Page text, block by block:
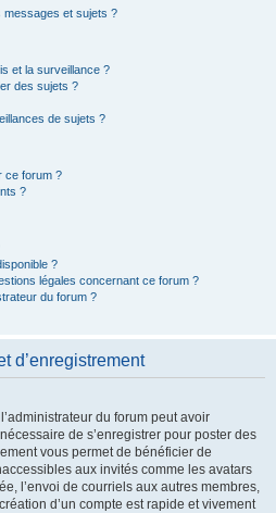
messages et sujets ?
et la surveillance ?
des sujets ?
de sujets ?
ce forum ?
?
?
légales concernant ce forum ?
du forum ?
d’enregistrement
du forum peut avoir
de s’enregistrer pour poster des
vous permet de bénéficier de
aux invités comme les avatars
l’envoi de courriels aux autres membres,
d’un compte est rapide et vivement